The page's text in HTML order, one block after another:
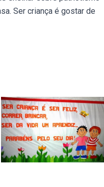
Ser criança é gostar de